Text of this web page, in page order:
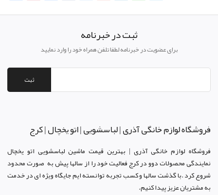
ثبت در خبرنامه
برای عضویت در خبرنامه لطفا تلفن همراه خود را وارد نمایید
ثبت
فروشگاه لوازم خانگی آذری | لباسشویی | اتو یخچال | کرج
فروشگاه لوازم خانگی آذری | بهترین قیمت ماشین لباسشویی اتو یخچال
نمایندگی محصولات دوو در کرجفعالیت خود را از سالها پیش به صورت محدود
شروع کرد .با گذشت سالها و کسب تجربه توانسته ایم جایگاه ویژه ای در خدمت
به مشتریان عزیز پیدا کنیم.